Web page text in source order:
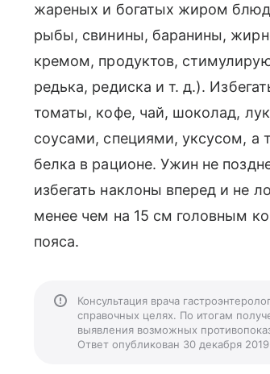
жареных и богатых жиром
рыбы, свинины, баранины,
кремом, продуктов,
редька, редиска и т. д.).
томаты, кофе, чай, шоколад,
соусами, специями, уксусом, а
белка в рационе. Ужин не
избегать наклоны вперед и не
менее чем на 15 см головным
пояса.
Консультация врача
справочных целях. По итогам
выявления возможных
Ответ опубликован 30 декабря 2019